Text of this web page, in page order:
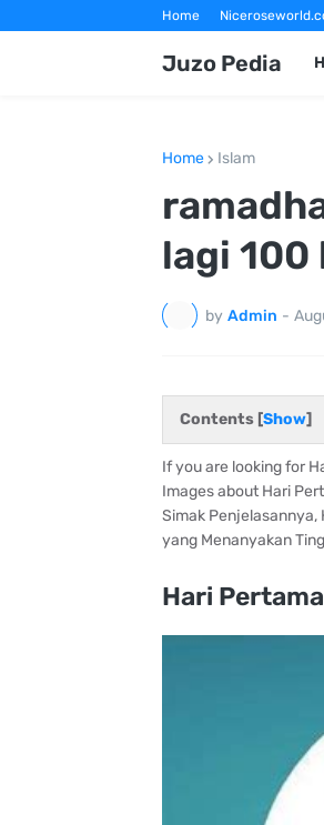
Home
Juzo Pedia
Home Islam
lagi 100
by Admin -
Contents [Show]
If you are looking for
Images about Hari
Simak
yang Menanyakan
Hari